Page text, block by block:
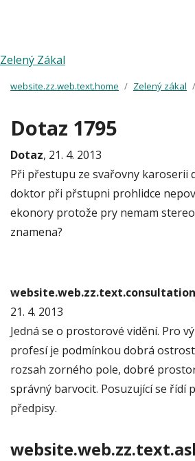
Zelený Zákal
website.zz.web.text.home Zelený zákal
Dotaz 1795
Dotaz, 21. 4. 2013
Při přestupu ze svařovny karoserii
doktor při přstupni prohlidce
ekonory protože pry nemam
znamena?
21. 4. 2013
Jedná se o prostorové vidění. Pro
profesí je podmínkou dobrá
rozsah zorného pole, dobré
správný barvocit. Posuzující se řídí
předpisy.